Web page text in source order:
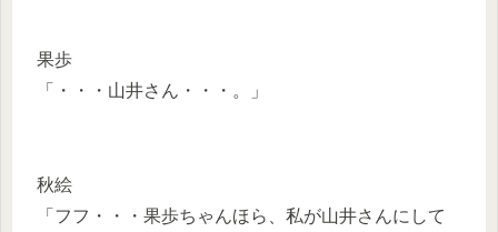
果歩
「・・・山井さん・・・。」
秋絵
「フフ・・・果歩ちゃんほら、私が山井さんにして